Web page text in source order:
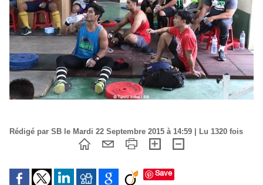
Rédigé par SB le Mardi 22 Septembre 2015 à 14:59 | Lu 1320 fois
Save